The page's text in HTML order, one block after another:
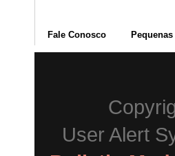
Fale Conosco
User Alert